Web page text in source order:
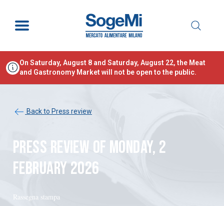
On Saturday, August 8 and Saturday, August 22, the Meat
and Gastronomy Market will not be open to the public.
Back to Press review
PRESS REVIEW OF MONDAY, 2
FEBRUARY 2026
Rassegna stampa